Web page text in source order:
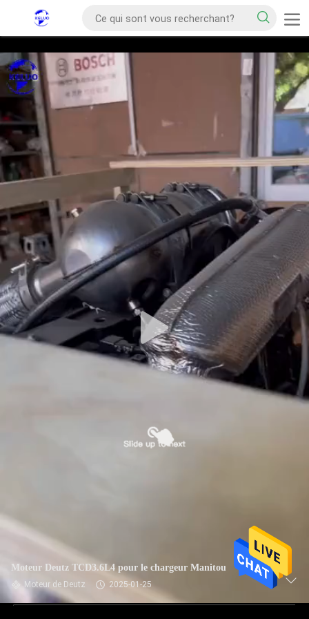
Moteur Deutz TCD3.6L4 pour le chargeur Manitou
Moteur de Deutz 2025-01-25